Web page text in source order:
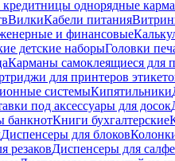
однорядные
ВилкиКабели питания
и финансовые
детские наборыГоловки
Карманы самоклеящиеся для
для принтеров
системыКипятильники
под аксессуары для досок
банкнотКниги бухгалтерские
Диспенсеры для блоков
резаковДиспенсеры для